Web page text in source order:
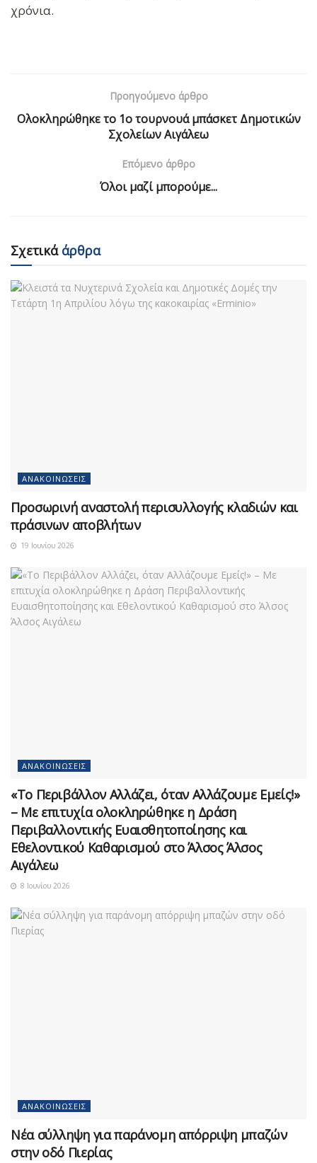
χρόνια.
Προηγούμενο άρθρο
Ολοκληρώθηκε το 1ο τουρνουά μπάσκετ Δημοτικών
Σχολείων Αιγάλεω
Επόμενο άρθρο
Όλοι μαζί μπορούμε...
Σχετικάάρθρα
ΑΝΑΚΟΙΝΏΣΕΙΣ
Προσωρινή αναστολή περισυλλογής κλαδιών και
πράσινων αποβλήτων
19 Ιουνίου 2026
ΑΝΑΚΟΙΝΏΣΕΙΣ
«Το Περιβάλλον Αλλάζει, όταν Αλλάζουμε Εμείς!»
– Με επιτυχία ολοκληρώθηκε η Δράση
Περιβαλλοντικής Ευαισθητοποίησης και
Εθελοντικού Καθαρισμού στο Άλσος Άλσος
Αιγάλεω
8 Ιουνίου 2026
ΑΝΑΚΟΙΝΏΣΕΙΣ
Νέα σύλληψη για παράνομη απόρριψη μπαζών
στην οδό Πιερίας